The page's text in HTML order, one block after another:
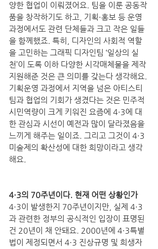
양한 협업이 이뤄졌어요. 팀을 이룬 공동작
품을 창작하기도 하고, 기획·홍보 등 운영
과정에서도 관련 단체들과 크고 작은 일들
을 함께했죠. 특히, 디자인의 사회적 역할
을 고민하는 그래픽 디자인팀 ‘일상의 실
천’이 도록 이하 다양한 시각매체물을 제작
지원해준 것은 큰 의미를 갖는다 생각해요.
기획운영 과정에서 지역을 넘은 아티스티
팀과 협업의 기회가 생겼다는 것은 민주적
시민역량이 크게 키워진 요즘에 4·3에 대
한 관심과 시선이 예전과 많이 달라졌음을
느끼게 해주는 일이죠. 그리고 그것이 4·3
미술제의 확산성에 대한 희망이라고 생각
해요.
4·3의 70주년이다. 현재 어떤 상황인가
4·3이 발생한지 70주년이지만, 실제 4·3
과 관련한 정부의 공식적인 입장이 표명된
건 20년이 채 안돼요. 2000년에 4·3특별
법이 제정되면서 4·3 진상규명 및 희생자